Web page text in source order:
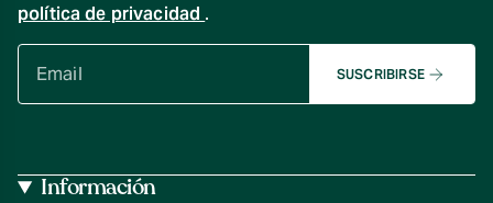
política de privacidad .
SUSCRIBIRSE
Información